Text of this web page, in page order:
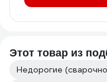
Этот товар из
Недорогие